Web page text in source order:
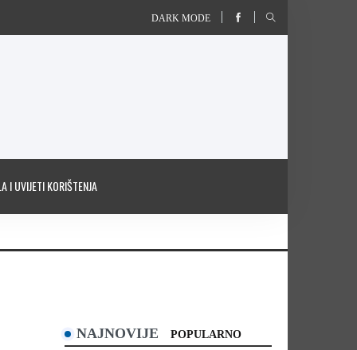
DARK MODE
I UVIJETI KORIŠTENJA
NAJNOVIJE POPULARNO